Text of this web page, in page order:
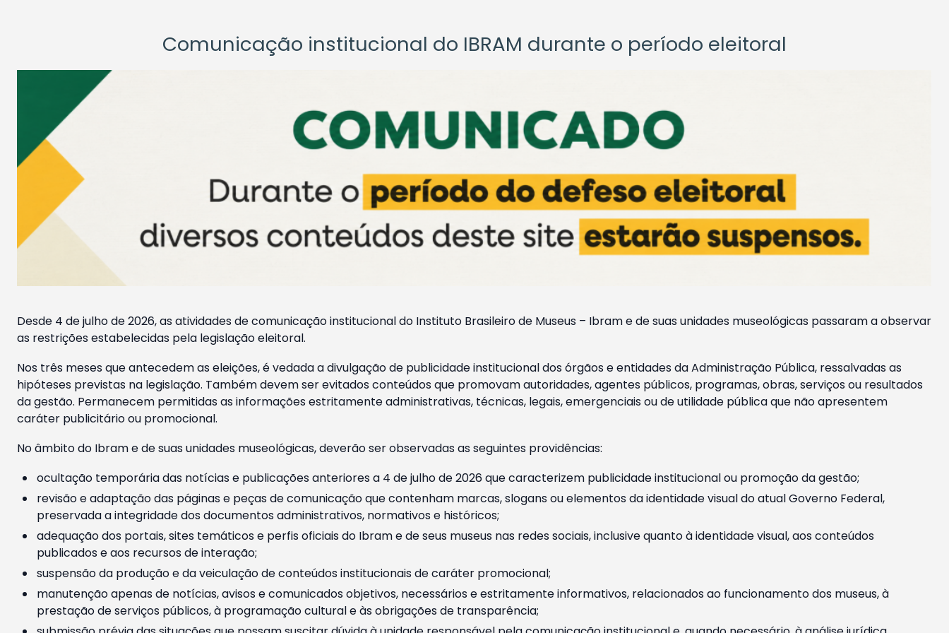
Comunicação institucional do IBRAM durante o período eleitoral
Desde 4 de julho de 2026, as atividades de comunicação institucional do Instituto Brasileiro de Museus – Ibram e de suas unidades museológicas passaram a observar
as restrições estabelecidas pela legislação eleitoral.
Nos três meses que antecedem as eleições, é vedada a divulgação de publicidade institucional dos órgãos e entidades da Administração Pública, ressalvadas as
hipóteses previstas na legislação. Também devem ser evitados conteúdos que promovam autoridades, agentes públicos, programas, obras, serviços ou resultados
da gestão. Permanecem permitidas as informações estritamente administrativas, técnicas, legais, emergenciais ou de utilidade pública que não apresentem
caráter publicitário ou promocional.
No âmbito do Ibram e de suas unidades museológicas, deverão ser observadas as seguintes providências:
ocultação temporária das notícias e publicações anteriores a 4 de julho de 2026 que caracterizem publicidade institucional ou promoção da gestão;
revisão e adaptação das páginas e peças de comunicação que contenham marcas, slogans ou elementos da identidade visual do atual Governo Federal,
preservada a integridade dos documentos administrativos, normativos e históricos;
adequação dos portais, sites temáticos e perfis oficiais do Ibram e de seus museus nas redes sociais, inclusive quanto à identidade visual, aos conteúdos
publicados e aos recursos de interação;
suspensão da produção e da veiculação de conteúdos institucionais de caráter promocional;
manutenção apenas de notícias, avisos e comunicados objetivos, necessários e estritamente informativos, relacionados ao funcionamento dos museus, à
prestação de serviços públicos, à programação cultural e às obrigações de transparência;